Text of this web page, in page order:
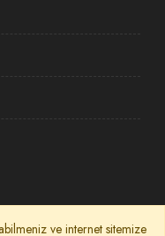
ve internet sitemize